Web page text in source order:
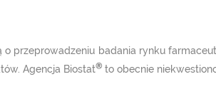
o przeprowadzeniu badania rynku
Agencja Biostat® to obecnie